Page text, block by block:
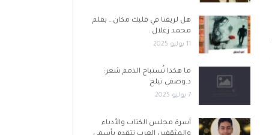
هل لريفنا في قلبك مكان… بقلم
محمد زغلال .
11 يوليو 2025
ما هكذا تُستباح الذمم شعر:
د.وصفي تيلخ
7 يوليو 2025
أسرة مجلس الكتاب والأدباء